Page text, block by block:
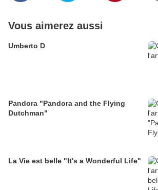
Vous aimerez aussi
Umberto D
Pandora "Pandora and the Flying
Dutchman"
La Vie est belle "It's a Wonderful Life"